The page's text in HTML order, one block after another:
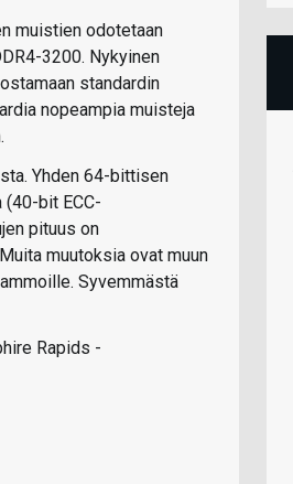
muistien odotetaan
3200. Nykyinen
standardin
nopeampia muisteja
Yhden 64-bittisen
bit ECC-
pituus on
muutoksia ovat muun
Syvemmästä
Rapids -